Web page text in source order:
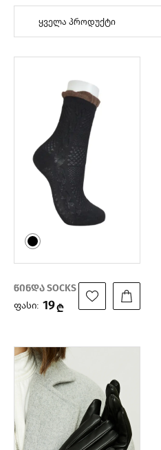
ყველა პროდუქტი
წინდა SOCKS
ფასი: 19₾